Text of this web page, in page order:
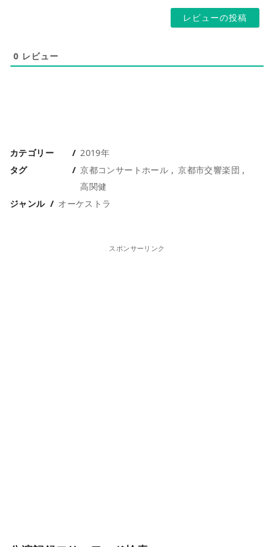
0 レビュー
カテゴリー
2019年
タグ
京都コンサートホール
京都市交響楽団
高関健
ジャンル
オーケストラ
スポンサーリンク